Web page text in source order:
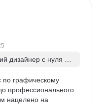
дизайнер с нуля д
по графическому
профессионального
нацелено на